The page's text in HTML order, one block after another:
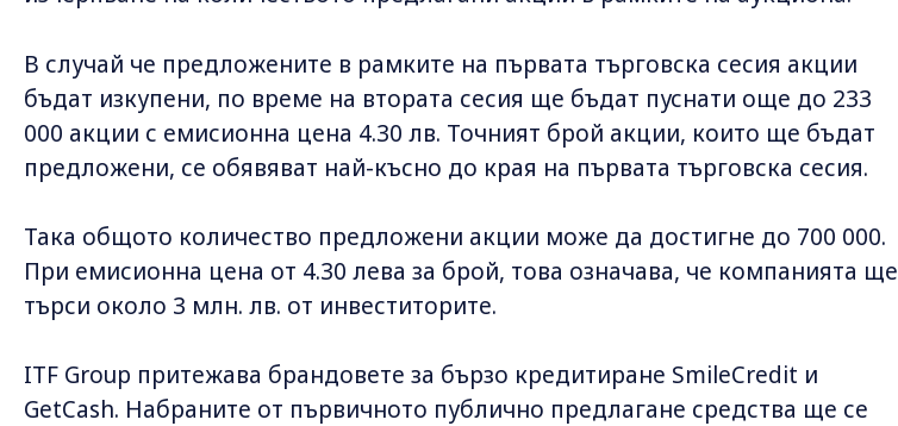
В случай че предложените в рамките на първата търговска сесия акции
бъдат изкупени, по време на втората сесия ще бъдат пуснати още до 233
000 акции с емисионна цена 4.30 лв. Точният брой акции, които ще бъдат
предложени, се обявяват най-късно до края на първата търговска сесия.
Така общото количество предложени акции може да достигне до 700 000.
При емисионна цена от 4.30 лева за брой, това означава, че компанията ще
търси около 3 млн. лв. от инвеститорите.
ITF Group притежава брандовете за бързо кредитиране SmileCredit и
GetCash. Набраните от първичното публично предлагане средства ще се